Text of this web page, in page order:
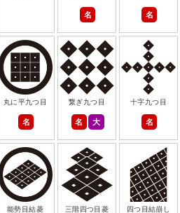
名 名
丸に平九つ目
名
繋ぎ九つ目
名 大
十字九つ目
名
能勢目結菱 三階四つ目菱 四つ目結崩し